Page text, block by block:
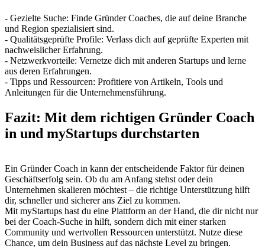
- Gezielte Suche: Finde Gründer Coaches, die auf deine Branche
und Region spezialisiert sind.
- Qualitätsgeprüfte Profile: Verlass dich auf geprüfte Experten mit
nachweislicher Erfahrung.
- Netzwerkvorteile: Vernetze dich mit anderen Startups und lerne
aus deren Erfahrungen.
- Tipps und Ressourcen: Profitiere von Artikeln, Tools und
Anleitungen für die Unternehmensführung.
Fazit: Mit dem richtigen Gründer Coach
in und myStartups durchstarten
Ein Gründer Coach in kann der entscheidende Faktor für deinen
Geschäftserfolg sein. Ob du am Anfang stehst oder dein
Unternehmen skalieren möchtest – die richtige Unterstützung hilft
dir, schneller und sicherer ans Ziel zu kommen.
Mit myStartups hast du eine Plattform an der Hand, die dir nicht nur
bei der Coach-Suche in hilft, sondern dich mit einer starken
Community und wertvollen Ressourcen unterstützt. Nutze diese
Chance, um dein Business auf das nächste Level zu bringen.